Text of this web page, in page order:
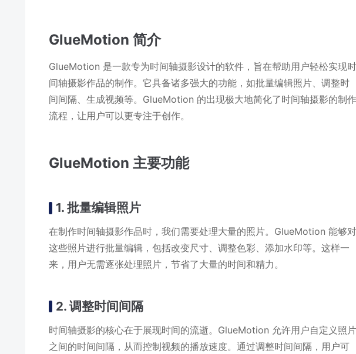
GlueMotion 简介
GlueMotion 是一款专为时间轴摄影设计的软件，旨在帮助用户轻松实现
间轴摄影作品的制作。它具备诸多强大的功能，如批量编辑照片、调整时
间间隔、生成视频等。GlueMotion 的出现极大地简化了时间轴摄影的制
流程，让用户可以更专注于创作。
GlueMotion 主要功能
1. 批量编辑照片
在制作时间轴摄影作品时，我们需要处理大量的照片。GlueMotion 能够
这些照片进行批量编辑，包括改变尺寸、调整色彩、添加水印等。这样一
来，用户无需逐张处理照片，节省了大量的时间和精力。
2. 调整时间间隔
时间轴摄影的核心在于展现时间的流逝。GlueMotion 允许用户自定义照
之间的时间间隔，从而控制视频的播放速度。通过调整时间间隔，用户可